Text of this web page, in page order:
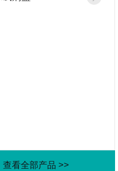
查看全部产品 >>